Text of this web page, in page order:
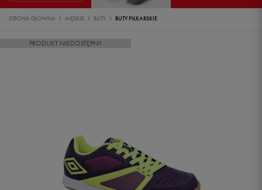
STRONA GŁÓWNA MĘSKIE BUTY BUTY PIŁKARSKIE
PRODUKT NIEDOSTĘPNY